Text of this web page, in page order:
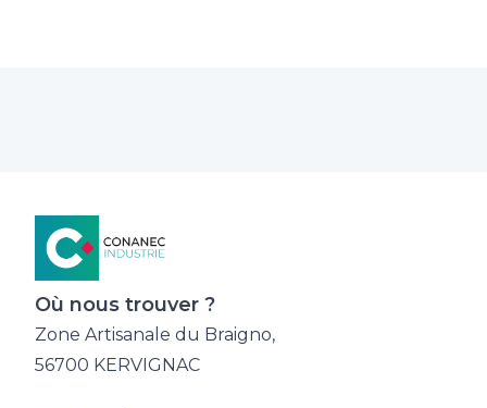
Où nous trouver ?
Zone Artisanale du Braigno,
56700 KERVIGNAC